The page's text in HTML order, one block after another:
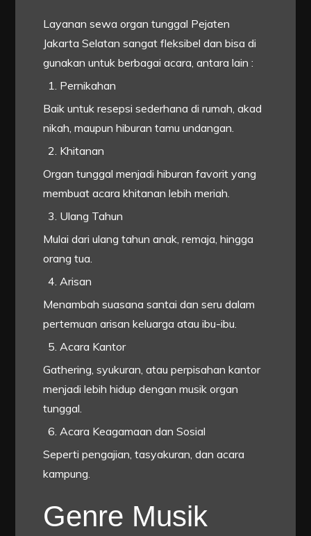
Layanan sewa organ tunggal Pejaten
Jakarta Selatan sangat fleksibel dan bisa di
gunakan untuk berbagai acara, antara lain :
Pernikahan
Baik untuk resepsi sederhana di rumah, akad
nikah, maupun hiburan tamu undangan.
Khitanan
Organ tunggal menjadi hiburan favorit yang
membuat acara khitanan lebih meriah.
Ulang Tahun
Mulai dari ulang tahun anak, remaja, hingga
orang tua.
Arisan
Menambah suasana santai dan seru dalam
pertemuan arisan keluarga atau ibu-ibu.
Acara Kantor
Gathering, syukuran, atau perpisahan kantor
menjadi lebih hidup dengan musik organ
tunggal.
Acara Keagamaan dan Sosial
Seperti pengajian, tasyakuran, dan acara
kampung.
Genre Musik